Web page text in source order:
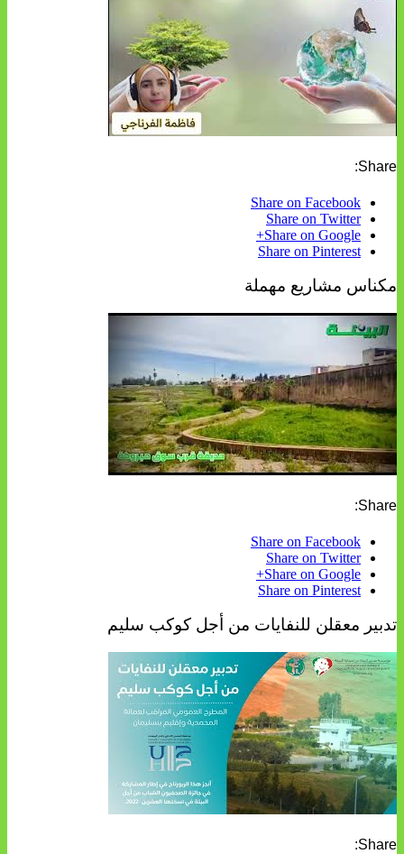
Share:
Share on Facebook
Share on Twitter
Share on Google+
Share on Pinterest
مكناس مشاريع مهملة
Share:
Share on Facebook
Share on Twitter
Share on Google+
Share on Pinterest
تدبير معقلن للنفايات من أجل كوكب سليم
Share: